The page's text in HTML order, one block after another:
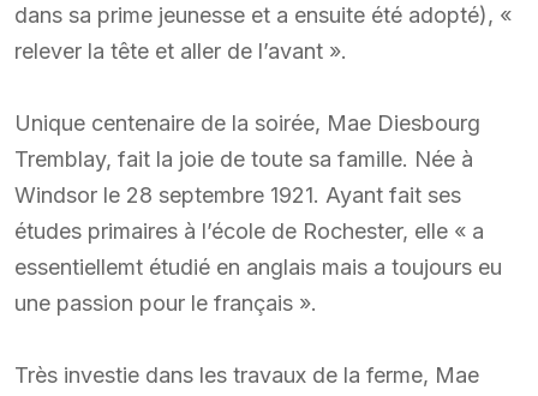
dans sa prime jeunesse et a ensuite été adopté), «
relever la tête et aller de l’avant ».
Unique centenaire de la soirée, Mae Diesbourg
Tremblay, fait la joie de toute sa famille. Née à
Windsor le 28 septembre 1921. Ayant fait ses
études primaires à l’école de Rochester, elle « a
essentiellemt étudié en anglais mais a toujours eu
une passion pour le français ».
Très investie dans les travaux de la ferme, Mae